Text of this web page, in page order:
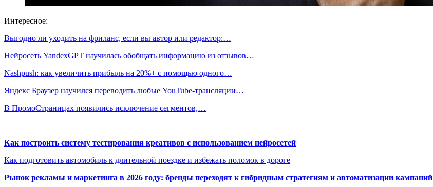
Интересное:
Выгодно ли уходить на фриланс, если вы автор или редактор:…
Нейросеть YandexGPT научилась обобщать информацию из отзывов…
Nashpush: как увеличить прибыль на 20%+ с помощью одного…
Яндекс Браузер научился переводить любые YouTube-трансляции…
В ПромоСтраницах появились исключение сегментов,…
Как построить систему тестирования креативов с использованием нейросетей
Как подготовить автомобиль к длительной поездке и избежать поломок в дороге
Рынок рекламы и маркетинга в 2026 году: бренды переходят к гибридным стратегиям и автоматизации кампаний